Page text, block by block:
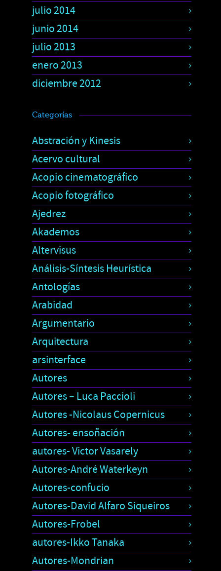
julio 2014
junio 2014
julio 2013
enero 2013
diciembre 2012
Categorías
Abstración y Kinesis
Acervo cultural
Acopio cinematográfico
Acopio fotográfico
Ajedrez
Akademos
Altervisus
Análisis-Síntesis Heurística
Antologías
Arabidad
Argumentario
Arquitectura
arsinterface
Autores
Autores – Luca Paccioli
Autores -Nicolaus Copernicus
Autores- ensoñación
autores- Victor Vasarely
Autores-André Waterkeyn
Autores-confucio
Autores-David Alfaro Siqueiros
Autores-Frobel
autores-Ikko Tanaka
Autores-Mondrian